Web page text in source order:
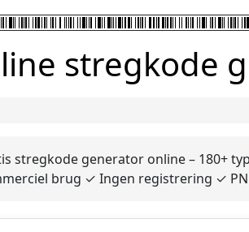
stregkode
stregkode generator online – 180+
brug ✓ Ingen registrering ✓